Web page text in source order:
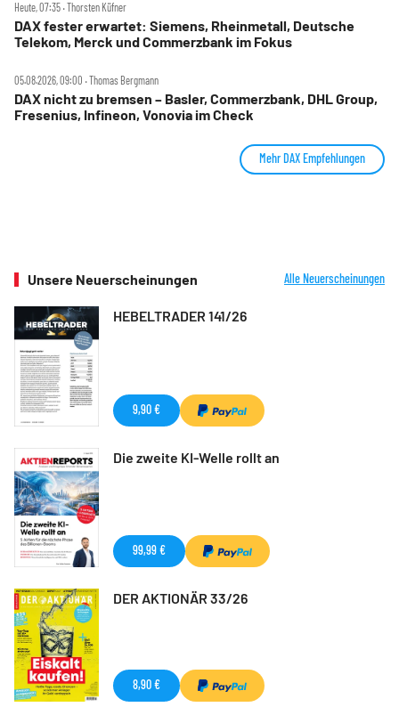
Heute, 07:35 ‧ Thorsten Küfner
DAX fester erwartet: Siemens, Rheinmetall, Deutsche
Telekom, Merck und Commerzbank im Fokus
05.08.2026, 09:00 ‧ Thomas Bergmann
DAX nicht zu bremsen – Basler, Commerzbank, DHL Group,
Fresenius, Infineon, Vonovia im Check
Mehr DAX Empfehlungen
Unsere Neuerscheinungen Alle Neuerscheinungen
HEBELTRADER 141/26
9,90 €
Die zweite KI-Welle rollt an
99,99 €
DER AKTIONÄR 33/26
8,90 €